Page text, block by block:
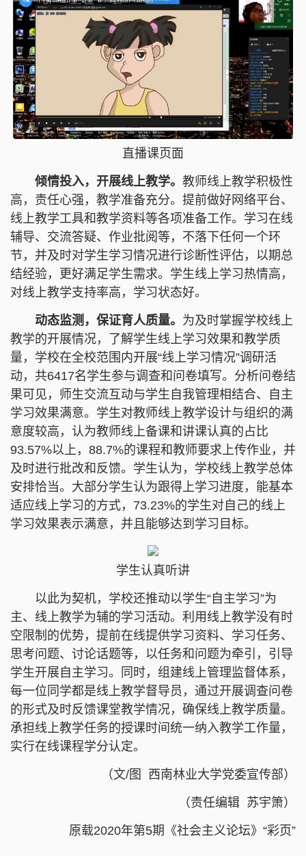
直播课页面
倾情投入，开展线上教学。 教师线上教学积极性
高，责任心强，教学准备充分。提前做好网络平台、
线上教学工具和教学资料等各项准备工作。学习在线
辅导、交流答疑、作业批阅等，不落下任何一个环
节，并及时对学生学习情况进行诊断性评估，以期总
结经验，更好满足学生需求。学生线上学习热情高，
对线上教学支持率高，学习状态好。
动态监测，保证育人质量。 为及时掌握学校线上
教学的开展情况，了解学生线上学习效果和教学质
量，学校在全校范围内开展“线上学习情况”调研活
动，共6417名学生参与调查和问卷填写。分析问卷结
果可见，师生交流互动与学生自我管理相结合、自主
学习效果满意。学生对教师线上教学设计与组织的满
意度较高，认为教师线上备课和讲课认真的占比
93.57%以上，88.7%的课程和教师要求上传作业，并
及时进行批改和反馈。学生认为，学校线上教学总体
安排恰当。大部分学生认为跟得上学习进度，能基本
适应线上学习的方式，73.23%的学生对自己的线上
学习效果表示满意，并且能够达到学习目标。
学生认真听讲
以此为契机，学校还推动以学生“自主学习”为
主、线上教学为辅的学习活动。利用线上教学没有时
空限制的优势，提前在线提供学习资料、学习任务、
思考问题、讨论话题等，以任务和问题为牵引，引导
学生开展自主学习。同时，组建线上管理监督体系，
每一位同学都是线上教学督导员，通过开展调查问卷
的形式及时反馈课堂教学情况，确保线上教学质量。
承担线上教学任务的授课时间统一纳入教学工作量，
实行在线课程学分认定。
（文/图 西南林业大学党委宣传部）
（责任编辑 苏宇箫）
原载2020年第5期《社会主义论坛》“彩页”